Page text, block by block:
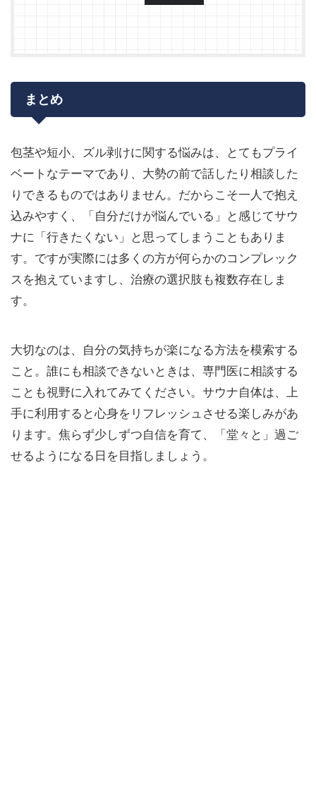
まとめ
包茎や短小、ズル剥けに関する悩みは、とてもプライ
ベートなテーマであり、大勢の前で話したり相談した
りできるものではありません。だからこそ一人で抱え
込みやすく、「自分だけが悩んでいる」と感じてサウ
ナに「行きたくない」と思ってしまうこともありま
す。ですが実際には多くの方が何らかのコンプレック
スを抱えていますし、治療の選択肢も複数存在しま
す。
大切なのは、自分の気持ちが楽になる方法を模索する
こと。誰にも相談できないときは、専門医に相談する
ことも視野に入れてみてください。サウナ自体は、上
手に利用すると心身をリフレッシュさせる楽しみがあ
ります。焦らず少しずつ自信を育て、「堂々と」過ご
せるようになる日を目指しましょう。